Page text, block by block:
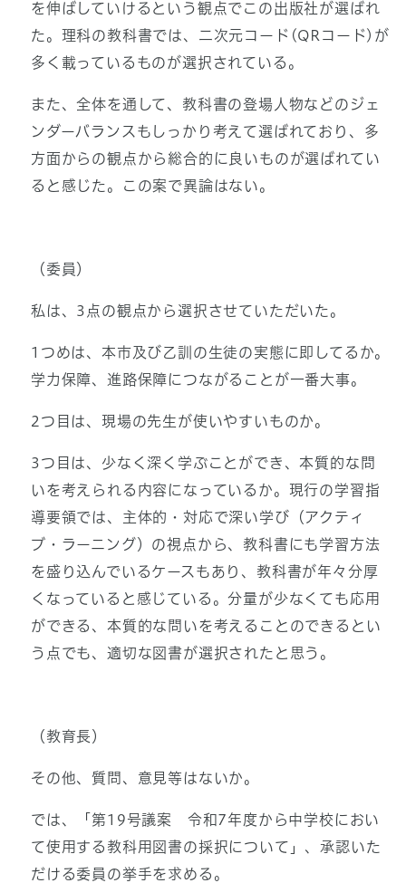
を伸ばしていけるという観点でこの出版社が選ばれ
た。理科の教科書では、二次元コード(QRコード)が
多く載っているものが選択されている。
また、全体を通して、教科書の登場人物などのジェ
ンダーバランスもしっかり考えて選ばれており、多
方面からの観点から総合的に良いものが選ばれてい
ると感じた。この案で異論はない。
（委員）
私は、3点の観点から選択させていただいた。
1つめは、本市及び乙訓の生徒の実態に即してるか。
学力保障、進路保障につながることが一番大事。
2つ目は、現場の先生が使いやすいものか。
3つ目は、少なく深く学ぶことができ、本質的な問
いを考えられる内容になっているか。現行の学習指
導要領では、主体的・対応で深い学び（アクティ
ブ・ラーニング）の視点から、教科書にも学習方法
を盛り込んでいるケースもあり、教科書が年々分厚
くなっていると感じている。分量が少なくても応用
ができる、本質的な問いを考えることのできるとい
う点でも、適切な図書が選択されたと思う。
（教育長）
その他、質問、意見等はないか。
では、「第19号議案 令和7年度から中学校におい
て使用する教科用図書の採択について」、承認いた
だける委員の挙手を求める。